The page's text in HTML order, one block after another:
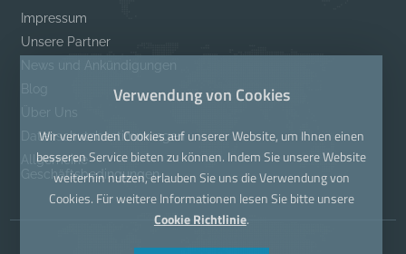
Impressum
Unsere Partner
News und Ankündigungen
Blog
Über Uns
Datenschutzbestimmungen
Allgemeine
Geschäftsbedingungen
Verwendung von Cookies
Wir verwenden Cookies auf unserer Website, um Ihnen einen
besseren Service bieten zu können. Indem Sie unsere Website
weiterhin nutzen, erlauben Sie uns die Verwendung von
Cookies. Für weitere Informationen lesen Sie bitte unsere
Cookie Richtlinie.